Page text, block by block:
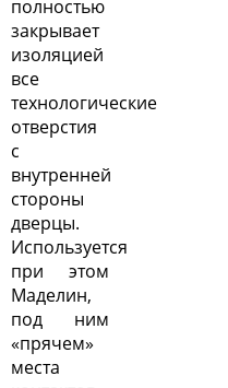
полностью
закрывает
изоляцией
все
технологические
отверстия
с
внутренней
стороны
дверцы.
Используется
при этом
Маделин,
под ним
«прячем»
места